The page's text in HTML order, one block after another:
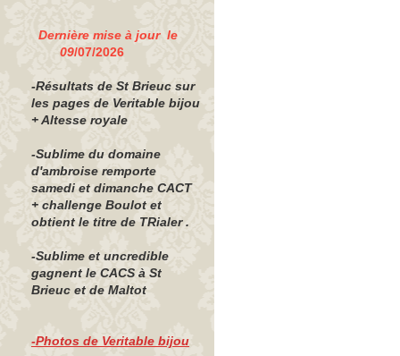
Dernière mise à jour le
09/07/2026
-Résultats de St Brieuc sur
les pages de Veritable bijou
+ Altesse royale
-Sublime du domaine
d'ambroise remporte
samedi et dimanche CACT
+ challenge Boulot et
obtient le titre de TRialer .
-Sublime et uncredible
gagnent le CACS à St
Brieuc et de Maltot
-Photos de Veritable bijou